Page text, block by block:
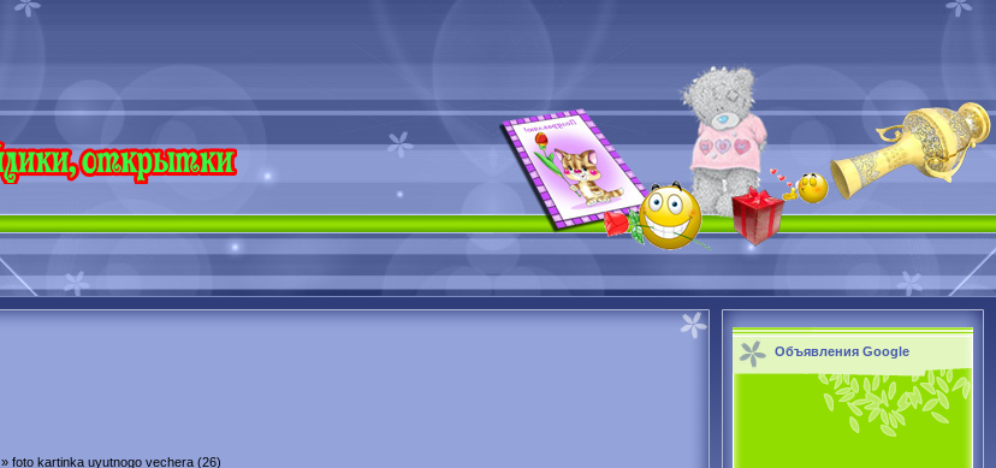
» foto kartinka uyutnogo vechera (26)
Объявления Google